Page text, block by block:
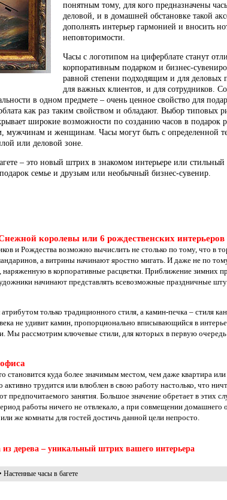
понятным тому, для кого предназначены
деловой, и в домашней обстановке такой
дополнять интерьер гармонией и вносить
неповторимости.
Часы с логотипом на циферблате станут
корпоративным подарком и бизнес-
равной степени подходящим и для деловых
для важных клиентов, и для сотрудников.
в одном предмете – очень ценное свойство для
как раз таким свойством и обладают. Выбор типовых
широкие возможности по созданию часов в подарок
мужчинам и женщинам. Часы могут быть с определенной
или деловой зоне.
– это новый штрих в знакомом интерьере или стильный
семье и друзьям или необычный бизнес-сувенир.
королевы или 6 рождественских интерьеров
и Рождества возможно вычислить не столько по тому, что в
а витрины начинают яростно мигать. И даже не по
наряженную в корпоративные расцветки. Приближение зимних
начинают представлять всевозможные праздничные
только традиционного стиля, а камин-печка – стиля
не удивит камин, пропорционально вписывающийся в
Мы рассмотрим ключевые стили, для которых в первую
становится куда более значимым местом, чем даже квартира
активно трудится или влюблен в свою работу настолько, что
предпочитаемого занятия. Большое значение обретает в этих
работы ничего не отвлекало, а при совмещении домашнего
же комнаты для гостей достичь данной цели непросто.
из дерева – уникальный штрих вашего интерьера
Настенные часы в багете